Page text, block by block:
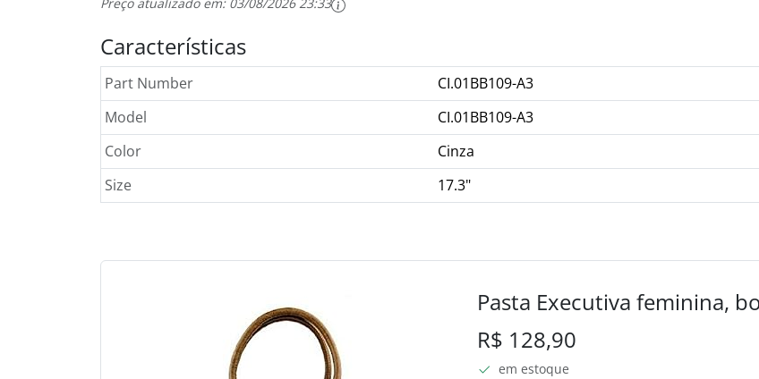
Preço atualizado em: 03/08/2026 23:33
Características
Part Number
CI.01BB109-A3
Model
CI.01BB109-A3
Color
Cinza
Size
17.3"
Pasta Executiva feminina,
R$ 128,90
em estoque